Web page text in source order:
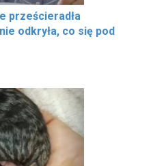
prześcieradła
odkryła, co się pod